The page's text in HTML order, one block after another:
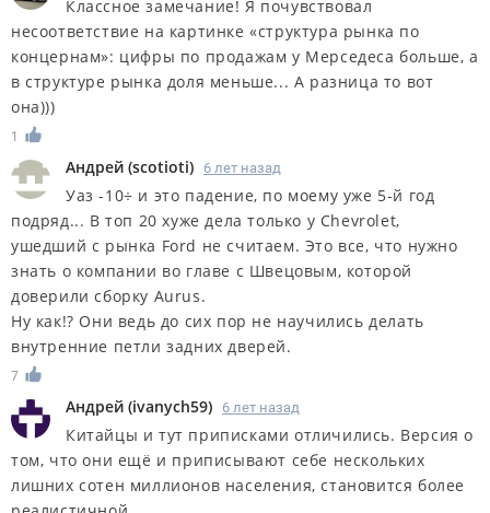
Классное замечание! Я почувствовал
несоответствие на картинке «структура рынка по
концернам»: цифры по продажам у Мерседеса больше, а
в структуре рынка доля меньше... А разница то вот
она)))
1
Андрей (scotioti) 6 лет назад
Уаз -10÷ и это падение, по моему уже 5-й год
подряд... В топ 20 хуже дела только у Chevrolet,
ушедший с рынка Ford не считаем. Это все, что нужно
знать о компании во главе с Швецовым, которой
доверили сборку Aurus.
Ну как!? Они ведь до сих пор не научились делать
внутренние петли задних дверей.
7
Андрей (ivanych59) 6 лет назад
Китайцы и тут приписками отличились. Версия о
том, что они ещё и приписывают себе нескольких
лишних сотен миллионов населения, становится более